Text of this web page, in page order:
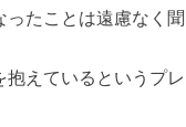
たことは遠慮なく
抱えているというプ